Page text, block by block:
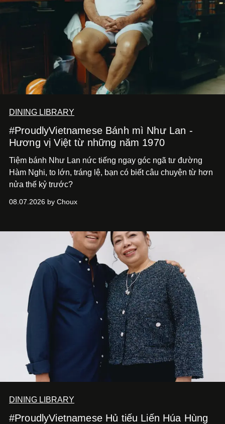
DINING LIBRARY
#ProudlyVietnamese Bánh mì Như Lan -
Hương vị Việt từ những năm 1970
Tiệm bánh Như Lan nức tiếng ngay góc ngã tư đường
Hàm Nghi, to lớn, tráng lệ, bạn có biết câu chuyện từ hơn
nửa thế kỷ trước?
08.07.2026 by Choux
DINING LIBRARY
#ProudlyVietnamese Hủ tiếu Liến Húa Hùng